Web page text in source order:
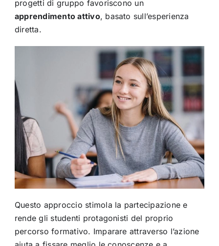
progetti di gruppo favoriscono un
apprendimento attivo, basato sull’esperienza
diretta.
Questo approccio stimola la partecipazione e
rende gli studenti protagonisti del proprio
percorso formativo. Imparare attraverso l’azione